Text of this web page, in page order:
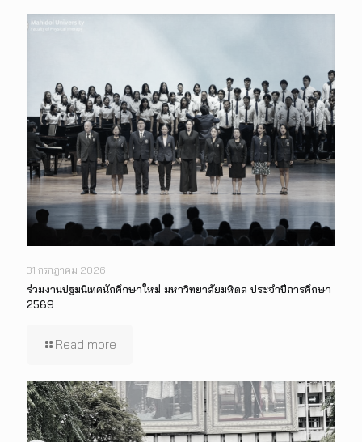
31 กรกฎาคม 2026
ร่วมงานปฐมนิเทศนักศึกษาใหม่ มหาวิทยาลัยมหิดล ประจำปีการศึกษา
2569
Read more